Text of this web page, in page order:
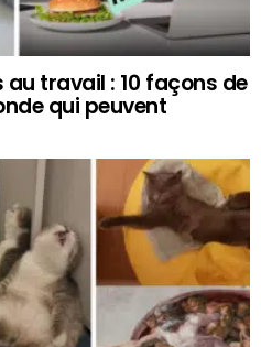
travail : 10 façons de
qui peuvent